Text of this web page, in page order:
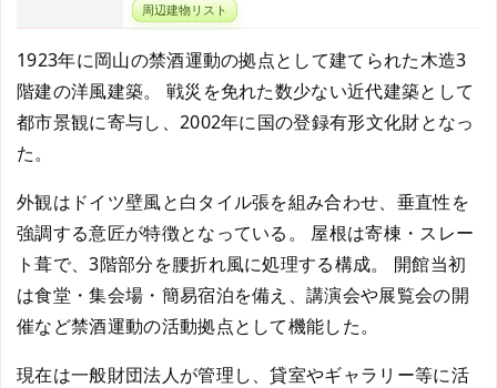
周辺建物リスト
1923年に岡山の禁酒運動の拠点として建てられた木造3
階建の洋風建築。 戦災を免れた数少ない近代建築として
都市景観に寄与し、2002年に国の登録有形文化財となっ
た。
外観はドイツ壁風と白タイル張を組み合わせ、垂直性を
強調する意匠が特徴となっている。 屋根は寄棟・スレー
ト葺で、3階部分を腰折れ風に処理する構成。 開館当初
は食堂・集会場・簡易宿泊を備え、講演会や展覧会の開
催など禁酒運動の活動拠点として機能した。
現在は一般財団法人が管理し、貸室やギャラリー等に活